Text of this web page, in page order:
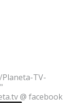
TV-
@ facebook